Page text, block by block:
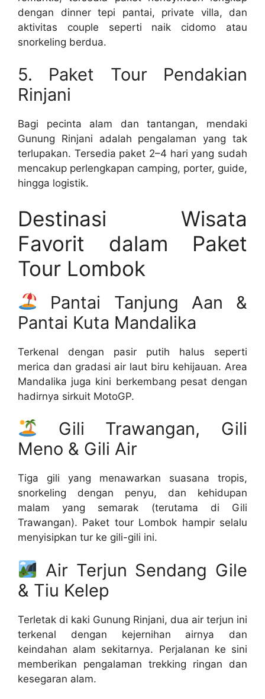
dengan dinner tepi pantai, private villa, dan
aktivitas couple seperti naik cidomo atau
snorkeling berdua.
5. Paket Tour Pendakian
Rinjani
Bagi pecinta alam dan tantangan, mendaki
Gunung Rinjani adalah pengalaman yang tak
terlupakan. Tersedia paket 2–4 hari yang sudah
mencakup perlengkapan camping, porter, guide,
hingga logistik.
Destinasi Wisata
Favorit dalam Paket
Tour Lombok
Pantai Tanjung Aan &
Pantai Kuta Mandalika
Terkenal dengan pasir putih halus seperti
merica dan gradasi air laut biru kehijauan. Area
Mandalika juga kini berkembang pesat dengan
hadirnya sirkuit MotoGP.
Gili Trawangan, Gili
Meno & Gili Air
Tiga gili yang menawarkan suasana tropis,
snorkeling dengan penyu, dan kehidupan
malam yang semarak (terutama di Gili
Trawangan). Paket tour Lombok hampir selalu
menyisipkan tur ke gili-gili ini.
Air Terjun Sendang Gile
& Tiu Kelep
Terletak di kaki Gunung Rinjani, dua air terjun ini
terkenal dengan kejernihan airnya dan
keindahan alam sekitarnya. Perjalanan ke sini
memberikan pengalaman trekking ringan dan
kesegaran alam.